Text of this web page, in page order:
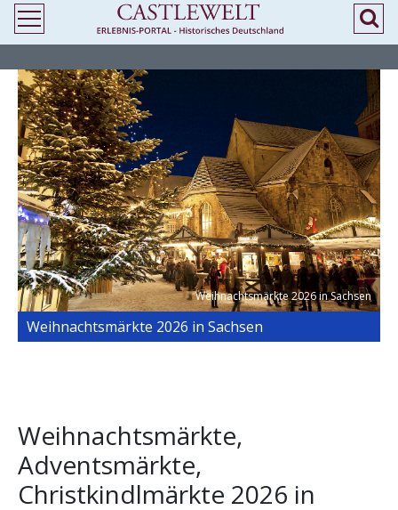
Weihnachtsmärkte 2026 in Sachsen
Weihnachtsmärkte 2026 in Sachsen
Weihnachtsmärkte,
Adventsmärkte,
Christkindlmärkte 2026 in